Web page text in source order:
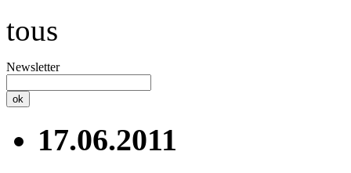
tous
Newsletter
17.06.2011